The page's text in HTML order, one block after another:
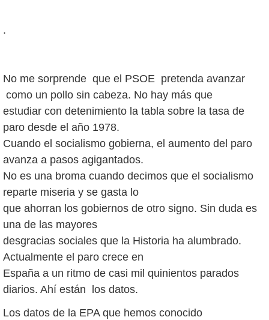
.
No me sorprende que el PSOE pretenda avanzar
como un pollo sin cabeza. No hay más que
estudiar con detenimiento la tabla sobre la tasa de
paro desde el año 1978.
Cuando el socialismo gobierna, el aumento del paro
avanza a pasos agigantados.
No es una broma cuando decimos que el socialismo
reparte miseria y se gasta lo
que ahorran los gobiernos de otro signo. Sin duda es
una de las mayores
desgracias sociales que la Historia ha alumbrado.
Actualmente el paro crece en
España a un ritmo de casi mil quinientos parados
diarios. Ahí están los datos.
Los datos de la EPA que hemos conocido